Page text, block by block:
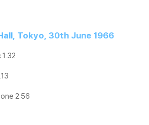
다.
겉비닐이 밀봉되어 있지 않습니다.
본사에서 공지 없이 증정 종료될 수 있습니다.
차가 큰 트랙을 재생할 때 이상 현상이 발생할
기에서 재생하실 것을 권유 드립니다.
Tokyo, 30th June 1966
1.32
2.56